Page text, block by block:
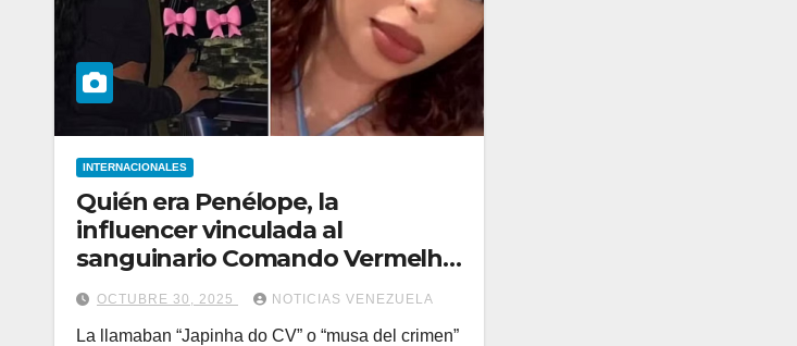
INTERNACIONALES
Quién era Penélope, la
influencer vinculada al
sanguinario Comando Vermelho
que murió en el letal operativo
de Río de Janeiro
OCTUBRE 30, 2025 NOTICIAS VENEZUELA
La llamaban “Japinha do CV” o “musa del crimen”